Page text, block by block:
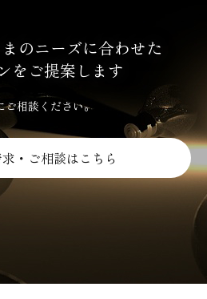
のニーズに合わせた
をご提案します
ご相談ください。
・ご相談はこちら